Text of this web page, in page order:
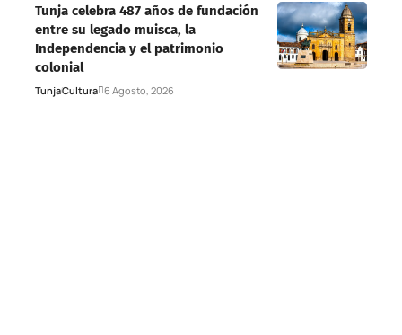
Tunja celebra 487 años de fundación
entre su legado muisca, la
Independencia y el patrimonio
colonial
TunjaCultura 6 Agosto, 2026